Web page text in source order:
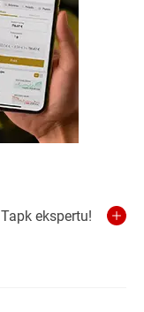
Tapk ekspertu!